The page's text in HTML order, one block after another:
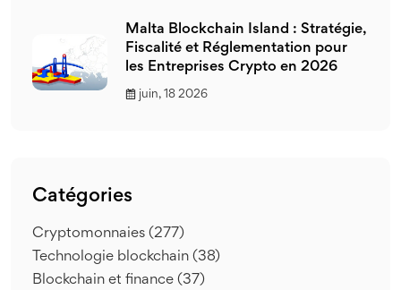
Malta Blockchain Island : Stratégie,
Fiscalité et Réglementation pour
les Entreprises Crypto en 2026
juin, 18 2026
Catégories
Cryptomonnaies (277)
Technologie blockchain (38)
Blockchain et finance (37)